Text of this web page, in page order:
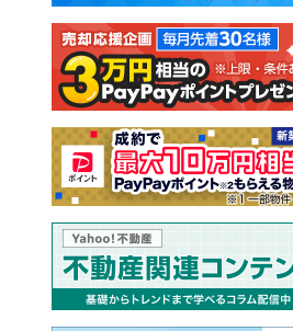
注文住宅 土地
売却査定